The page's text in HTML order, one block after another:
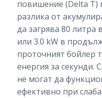
повишение (Delta T)
разлика от
да загрява 80 литра
или 3.0 kW в
проточният бойлер
енергия за секунди.
не могат да
ефективно при